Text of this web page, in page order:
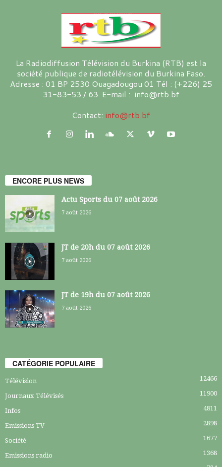
La Radiodiffusion Télévision du Burkina (RTB) est la
société publique de radiotélévision du Burkina Faso.
Adresse : 01 BP 2530 Ouagadougou 01 Tél : (+226) 25
31-83-53 / 63 E-mail : info@rtb.bf
Contact: info@rtb.bf
ENCORE PLUS NEWS
Actu Sports du 07 août 2026
7 août 2026
JT de 20h du 07 août 2026
7 août 2026
JT de 19h du 07 août 2026
7 août 2026
CATÉGORIE POPULAIRE
Télévision 12466
Journaux Télévisés 11900
Infos 4811
Emissions TV 2898
Société 1677
Emissions radio 1368